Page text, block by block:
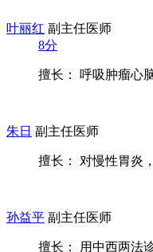
叶丽红 副主任医师
8分
擅长： 呼吸肿瘤心